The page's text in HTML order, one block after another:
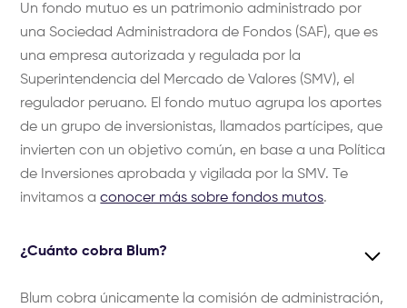
Un fondo mutuo es un patrimonio administrado por
una Sociedad Administradora de Fondos (SAF), que es
una empresa autorizada y regulada por la
Superintendencia del Mercado de Valores (SMV), el
regulador peruano. El fondo mutuo agrupa los aportes
de un grupo de inversionistas, llamados partícipes, que
invierten con un objetivo común, en base a una Política
de Inversiones aprobada y vigilada por la SMV. Te
invitamos aconocer más sobre fondos mutos.
¿Cuánto cobra Blum?
Blum cobra únicamente la comisión de administración,